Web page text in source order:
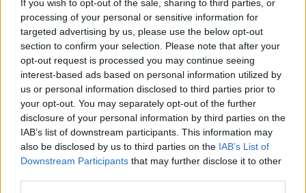
If you wish to opt-out of the sale, sharing to third parties, or
processing of your personal or sensitive information for
targeted advertising by us, please use the below opt-out
section to confirm your selection. Please note that after your
opt-out request is processed you may continue seeing
interest-based ads based on personal information utilized by
us or personal information disclosed to third parties prior to
your opt-out. You may separately opt-out of the further
disclosure of your personal information by third parties on the
IAB’s list of downstream participants. This information may
also be disclosed by us to third parties on the IAB’s List of
Downstream Participants that may further disclose it to other
EVENTI
Berici in Festival 2026: a Lonigo “Little
Italy, sulla strada del sogno”
EVENTI
“Teatro in casa”: il 5 agosto il primo
spettacolo a Marano Vicentino con Maria